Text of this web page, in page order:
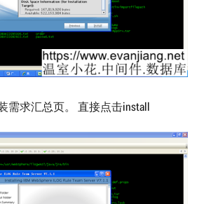
需求汇总页。 直接点击install